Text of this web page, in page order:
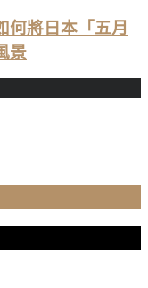
何將日本「五月
景